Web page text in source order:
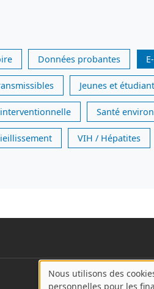
Données probantes
Jeunes et
Santé
VIH / Hépatites
User
A
Nous utilisons des
personnelles pour les